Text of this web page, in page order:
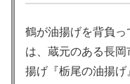
鶴が油揚げを背負
は、蔵元のある長
揚げ『栃尾の油揚